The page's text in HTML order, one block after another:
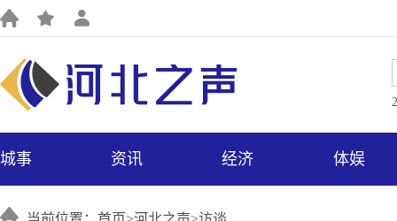
城事 资讯 经济 体娱